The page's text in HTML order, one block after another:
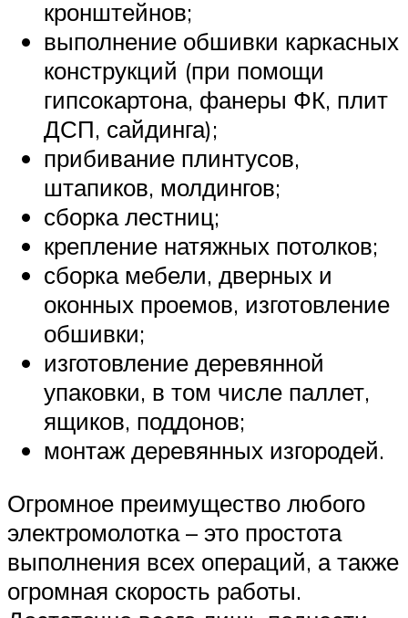
кронштейнов;
выполнение обшивки каркасных
конструкций (при помощи
гипсокартона, фанеры ФК, плит
ДСП, сайдинга);
прибивание плинтусов,
штапиков, молдингов;
сборка лестниц;
крепление натяжных потолков;
сборка мебели, дверных и
оконных проемов, изготовление
обшивки;
изготовление деревянной
упаковки, в том числе паллет,
ящиков, поддонов;
монтаж деревянных изгородей.
Огромное преимущество любого
электромолотка – это простота
выполнения всех операций, а также
огромная скорость работы.